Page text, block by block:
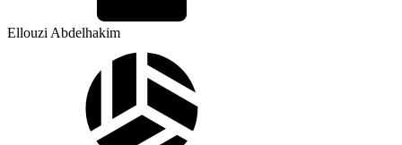
Ellouzi Abdelhakim